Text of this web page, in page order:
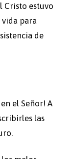
Cristo estuvo
para
de
el Señor! A
las